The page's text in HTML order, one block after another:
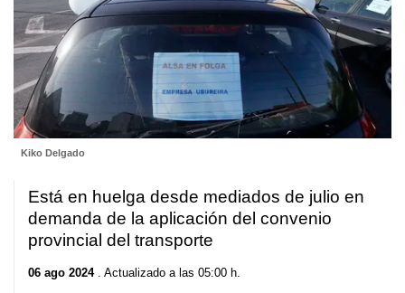
Kiko Delgado
Está en huelga desde mediados de julio en
demanda de la aplicación del convenio
provincial del transporte
06 ago 2024. Actualizado a las 05:00 h.